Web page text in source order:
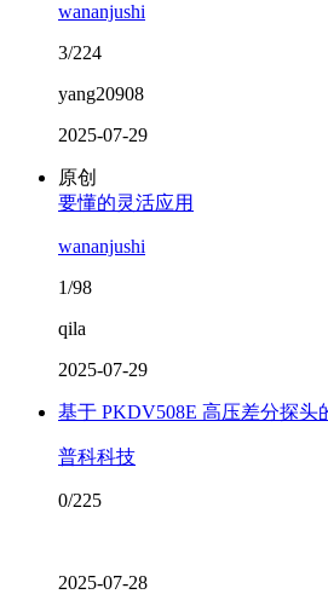
wananjushi
3/224
yang20908
2025-07-29
原创
要懂的灵活应用
wananjushi
1/98
qila
2025-07-29
基于 PKDV508E 高压差分探头
普科科技
0/225
2025-07-28